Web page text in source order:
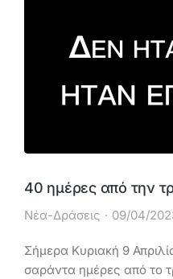
40 ημέρες από την
Νέα-Δράσεις 09/04/
Σήμερα Κυριακή 9
σαράντα ημέρες από το